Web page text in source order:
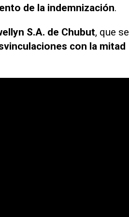
de la indemnización.
S.A. de Chubut, que se
con la mitad